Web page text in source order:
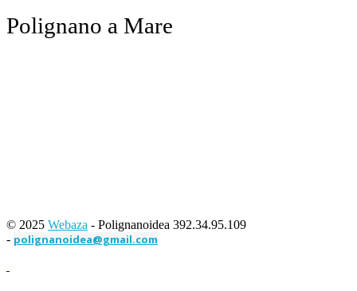
Polignano a Mare
© 2025 Webaza - Polignanoidea 392.34.95.109
- polignanoidea@gmail.com